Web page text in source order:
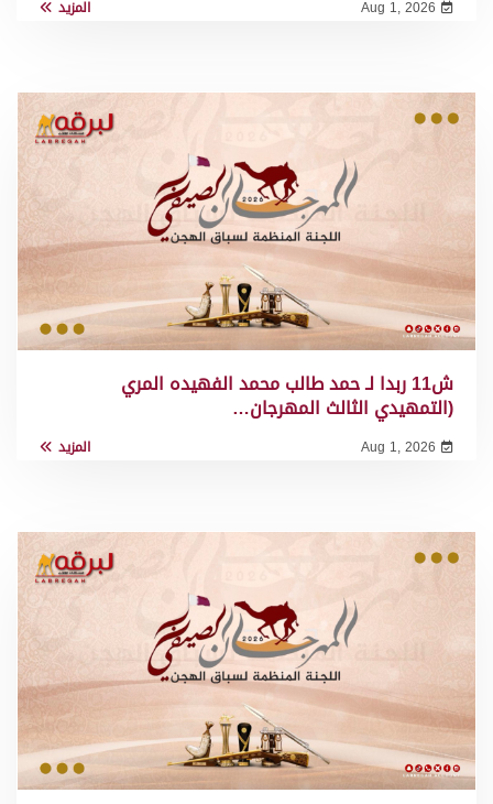
Aug 1, 2026 المزيد
ش11 ربدا لـ حمد طالب محمد الفهيده المري
(التمهيدي الثالث المهرجان…
Aug 1, 2026 المزيد